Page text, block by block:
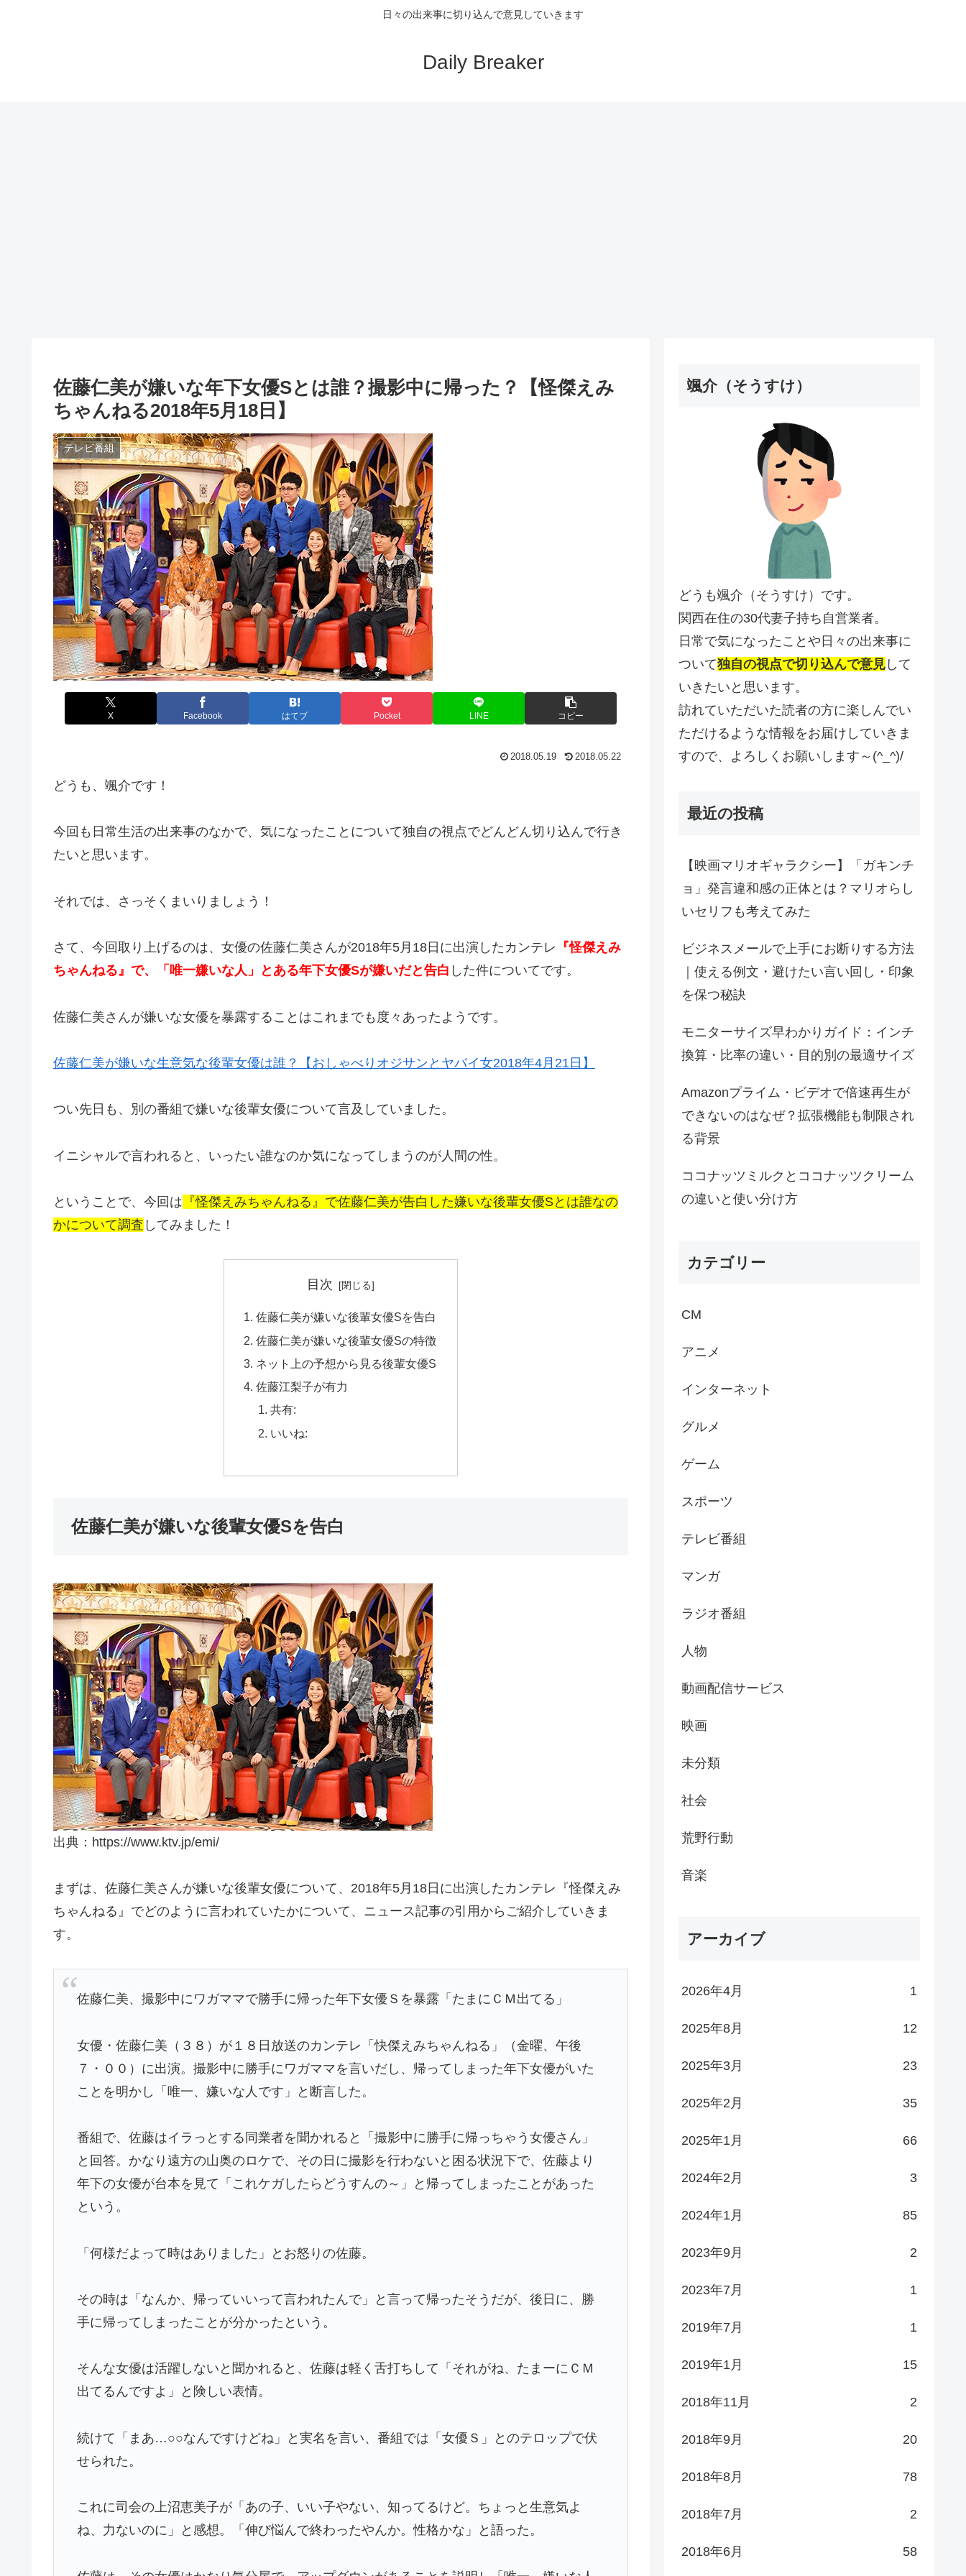
日々の出来事に切り込んで意見していきます
Daily Breaker
佐藤仁美が嫌いな年下女優Sとは誰？撮影中に帰った？【怪傑えみ
ちゃんねる2018年5月18日】
テレビ番組
X Facebook はてブ Pocket LINE コピー
2018.05.19 2018.05.22
どうも、颯介です！
今回も日常生活の出来事のなかで、気になったことについて独自の視点でどんどん切り込んで行き
たいと思います。
それでは、さっそくまいりましょう！
さて、今回取り上げるのは、女優の佐藤仁美さんが2018年5月18日に出演したカンテレ 『怪傑えみ
ちゃんねる』で、「唯一嫌いな人」とある年下女優Sが嫌いだと告白 した件についてです。
佐藤仁美さんが嫌いな女優を暴露することはこれまでも度々あったようです。
佐藤仁美が嫌いな生意気な後輩女優は誰？【おしゃべりオジサンとヤバイ女2018年4月21日】
つい先日も、別の番組で嫌いな後輩女優について言及していました。
イニシャルで言われると、いったい誰なのか気になってしまうのが人間の性。
ということで、今回は 『怪傑えみちゃんねる』で佐藤仁美が告白した嫌いな後輩女優Sとは誰なの
かについて調査 してみました！
目次
佐藤仁美が嫌いな後輩女優Sを告白
佐藤仁美が嫌いな後輩女優Sの特徴
ネット上の予想から見る後輩女優S
佐藤江梨子が有力
共有:
いいね:
佐藤仁美が嫌いな後輩女優Sを告白
出典：https://www.ktv.jp/emi/
まずは、佐藤仁美さんが嫌いな後輩女優について、2018年5月18日に出演したカンテレ『怪傑えみ
ちゃんねる』でどのように言われていたかについて、ニュース記事の引用からご紹介していきま
す。
佐藤仁美、撮影中にワガママで勝手に帰った年下女優Ｓを暴露「たまにＣＭ出てる」
女優・佐藤仁美（３８）が１８日放送のカンテレ「快傑えみちゃんねる」（金曜、午後
７・００）に出演。撮影中に勝手にワガママを言いだし、帰ってしまった年下女優がいた
ことを明かし「唯一、嫌いな人です」と断言した。
番組で、佐藤はイラっとする同業者を聞かれると「撮影中に勝手に帰っちゃう女優さん」
と回答。かなり遠方の山奥のロケで、その日に撮影を行わないと困る状況下で、佐藤より
年下の女優が台本を見て「これケガしたらどうすんの～」と帰ってしまったことがあった
という。
「何様だよって時はありました」とお怒りの佐藤。
その時は「なんか、帰っていいって言われたんで」と言って帰ったそうだが、後日に、勝
手に帰ってしまったことが分かったという。
そんな女優は活躍しないと聞かれると、佐藤は軽く舌打ちして「それがね、たまーにＣＭ
出てるんですよ」と険しい表情。
続けて「まあ…○○なんですけどね」と実名を言い、番組では「女優Ｓ」とのテロップで伏
せられた。
これに司会の上沼恵美子が「あの子、いい子やない、知ってるけど。ちょっと生意気よ
ね、力ないのに」と感想。「伸び悩んで終わったやんか。性格かな」と語った。
颯介（そうすけ）
どうも颯介（そうすけ）です。
関西在住の30代妻子持ち自営業者。
日常で気になったことや日々の出来事に
ついて独自の視点で切り込んで意見 して
いきたいと思います。
訪れていただいた読者の方に楽しんでい
ただけるような情報をお届けしていきま
すので、よろしくお願いします～(^_^)/
最近の投稿
【映画マリオギャラクシー】「ガキンチ
ョ」発言違和感の正体とは？マリオらし
いセリフも考えてみた
ビジネスメールで上手にお断りする方法
｜使える例文・避けたい言い回し・印象
を保つ秘訣
モニターサイズ早わかりガイド：インチ
換算・比率の違い・目的別の最適サイズ
Amazonプライム・ビデオで倍速再生が
できないのはなぜ？拡張機能も制限され
る背景
ココナッツミルクとココナッツクリーム
の違いと使い分け方
カテゴリー
CM
アニメ
インターネット
グルメ
ゲーム
スポーツ
テレビ番組
マンガ
ラジオ番組
人物
動画配信サービス
映画
未分類
社会
荒野行動
音楽
アーカイブ
2026年4月 1
2025年8月 12
2025年3月 23
2025年2月 35
2025年1月 66
2024年2月 3
2024年1月 85
2023年9月 2
2023年7月 1
2019年7月 1
2019年1月 15
2018年11月 2
2018年9月 20
2018年8月 78
2018年7月 2
2018年6月 58